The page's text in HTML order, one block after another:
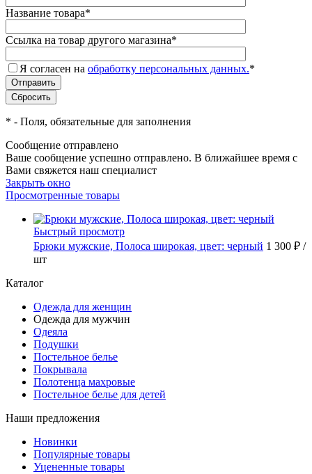
Название товара*
Ссылка на товар другого магазина*
Я согласен на обработку персональных данных.*
* - Поля, обязательные для заполнения
Сообщение отправлено
Ваше сообщение успешно отправлено. В ближайшее время с
Вами свяжется наш специалист
Закрыть окно
Просмотренные товары
Быстрый просмотр
Брюки мужские, Полоса широкая, цвет: черный 1 300 ₽ /
шт
Каталог
Одежда для женщин
Одежда для мужчин
Одеяла
Подушки
Постельное белье
Покрывала
Полотенца махровые
Постельное белье для детей
Наши предложения
Новинки
Популярные товары
Уцененные товары